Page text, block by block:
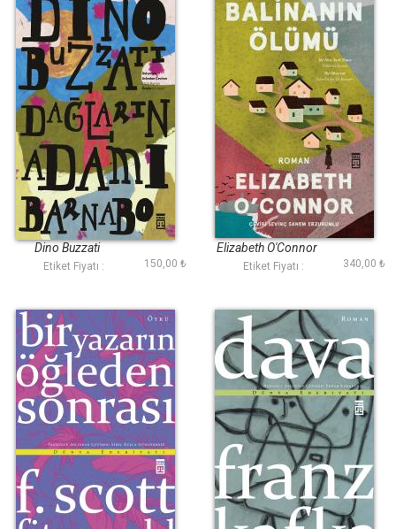
Dağların Adamı
Barnabo
Dino Buzzati
Etiket Fiyatı : 150,00 ₺
Balinanın Ölümü
Elizabeth O'Connor
Etiket Fiyatı : 340,00 ₺